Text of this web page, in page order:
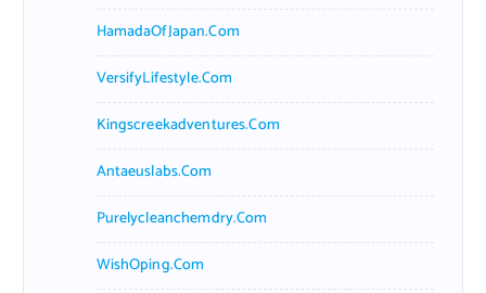
HamadaOfJapan.com
VersifyLifestyle.com
Kingscreekadventures.com
Antaeuslabs.com
Purelycleanchemdry.com
WishOping.com